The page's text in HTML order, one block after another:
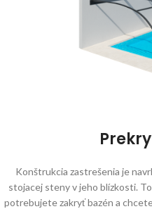
Konštrukcia zastrešenia je
stojacej steny v jeho blízkosti.
potrebujete zakryť bazén a